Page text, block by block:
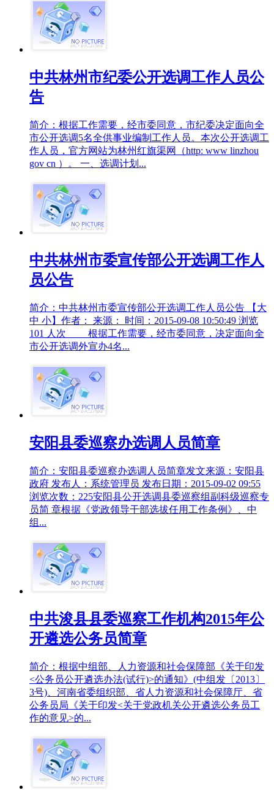
中共林州市纪委公开选调工作人员公
告
简介：根据工作需要，经市委同意，市纪委决定面向全
市公开选调5名全供事业编制工作人员。本次公开选调工
作人员，官方网站为林州红旗渠网（http: www linzhou
gov cn ）。 一、选调计划...
中共林州市委宣传部公开选调工作人
员公告
简介：中共林州市委宣传部公开选调工作人员公告 【大
中 小】作者： 来源： 时间：2015-09-08 10:50:49 浏览
101 人次 根据工作需要，经市委同意，决定面向全
市公开选调外宣办4名...
安阳县委巡察办选调人员简章
简介：安阳县委巡察办选调人员简章发文来源：安阳县
政府 发布人：系统管理员 发布日期：2015-09-02 09:55
浏览次数：225安阳县公开选调县委巡察组副科级巡察专
员简 章根据《党政领导干部选拔任用工作条例》、中
组...
中共浚县县委巡察工作机构2015年公
开遴选公务员简章
简介：根据中组部、人力资源和社会保障部《关于印发
<公务员公开遴选办法(试行)>的通知》(中组发〔2013〕
3号)、河南省委组织部、省人力资源和社会保障厅、省
公务员局《关于印发<关于党政机关公开遴选公务员工
作的意见>的...